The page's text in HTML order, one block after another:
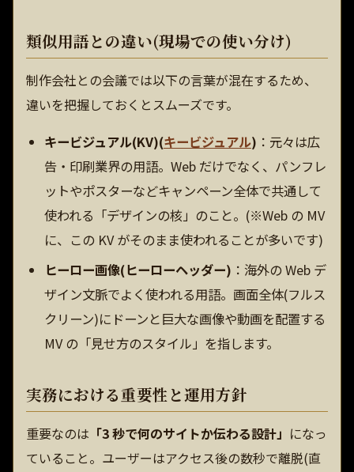
類似用語との違い(現場での使い分け)
制作会社との会議では以下の言葉が混在するため、
違いを把握しておくとスムーズです。
キービジュアル(KV)(キービジュアル) ：元々は広
告・印刷業界の用語。Web だけでなく、パンフレ
ットやポスターなどキャンペーン全体で共通して
使われる「デザインの核」のこと。(※Web の MV
に、この KV がそのまま使われることが多いです)
ヒーロー画像(ヒーローヘッダー) ：海外の Web デ
ザイン文脈でよく使われる用語。画面全体(フルス
クリーン)にドーンと巨大な画像や動画を配置する
MV の「見せ方のスタイル」を指します。
実務における重要性と運用方針
重要なのは 「3 秒で何のサイトか伝わる設計」 になっ
ていること。ユーザーはアクセス後の数秒で離脱(直